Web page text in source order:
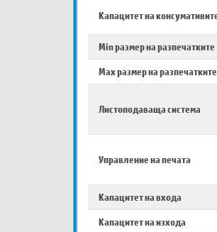
Капацитет на
Min размер на разпечатките
Max размер на разпечатките
Листоподаваща система
Управление на печата
Капацитет на входа
Капацитет на изхода